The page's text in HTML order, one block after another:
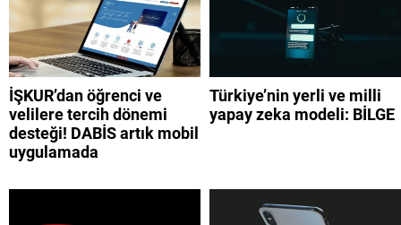
İŞKUR’dan öğrenci ve
velilere tercih dönemi
desteği! DABİS artık mobil
uygulamada
Türkiye’nin yerli ve milli
yapay zeka modeli: BİLGE